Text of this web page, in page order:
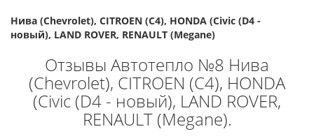
Нива (Chevrolet), CITROEN (С4), HONDA (Civic (D4 -
новый), LAND ROVER, RENAULT (Megane)
Отзывы Автотепло №8 Нива
(Chevrolet), CITROEN (С4), HONDA
(Civic (D4 - новый), LAND ROVER,
RENAULT (Megane).